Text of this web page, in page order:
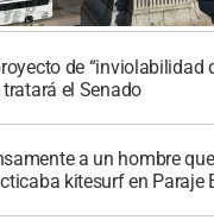
de “inviolabilidad
tratará el Senado
a un hombre
kitesurf en Paraje